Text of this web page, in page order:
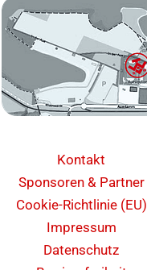
Kontakt
Sponsoren & Partner
Cookie-Richtlinie (EU)
Impressum
Datenschutz